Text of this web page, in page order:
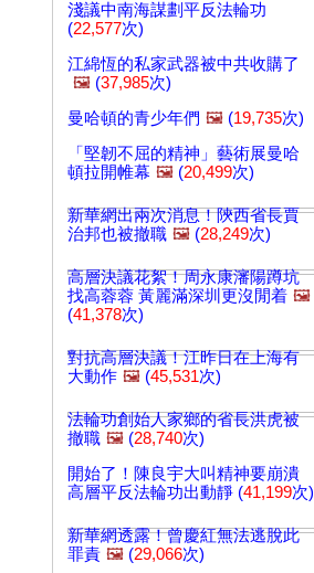
淺議中南海謀劃平反法輪功
(22,577次)
江綿恆的私家武器被中共收購了
🖼️ (37,985次)
曼哈頓的青少年們 🖼️ (19,735次)
「堅韌不屈的精神」藝術展曼哈
頓拉開帷幕 🖼️ (20,499次)
新華網出兩次消息！陝西省長賈
治邦也被撤職 🖼️ (28,249次)
高層決議花絮！周永康瀋陽蹲坑
找高蓉蓉 黃麗滿深圳更沒閒着 🖼️
(41,378次)
對抗高層決議！江昨日在上海有
大動作 🖼️ (45,531次)
法輪功創始人家鄉的省長洪虎被
撤職 🖼️ (28,740次)
開始了！陳良宇大叫精神要崩潰
高層平反法輪功出動靜 (41,199次)
新華網透露！曾慶紅無法逃脫此
罪責 🖼️ (29,066次)